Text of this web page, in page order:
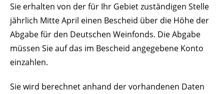
Sie erhalten von der für Ihr Gebiet zuständigen Stelle
jährlich Mitte April einen Bescheid über die Höhe der
Abgabe für den Deutschen Weinfonds. Die Abgabe
müssen Sie auf das im Bescheid angegebene Konto
einzahlen.
Sie wird berechnet anhand der vorhandenen Daten